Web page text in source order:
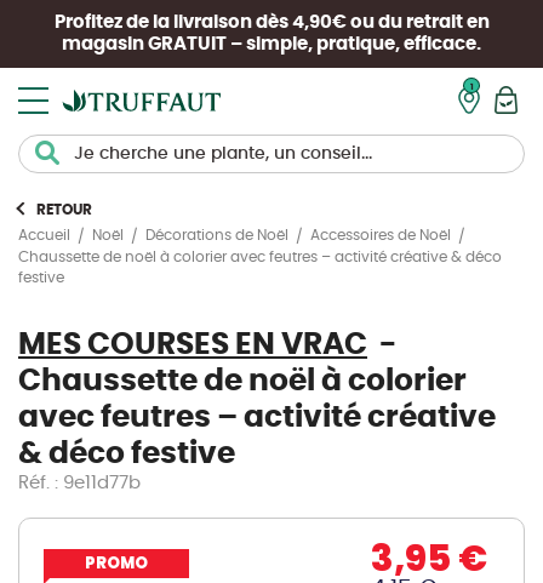
Profitez de la livraison dès 4,90€ ou du retrait en
magasin GRATUIT – simple, pratique, efficace.
RETOUR
Accueil
Noël Décorations de Noël
Accessoires de Noël
Chaussette de noël à colorier avec feutres – activité créative & déco
festive
MES COURSES EN VRAC
Chaussette de noël à colorier
avec feutres – activité créative
& déco festive
Réf. : 9e11d77b
PROMO 3,95 €